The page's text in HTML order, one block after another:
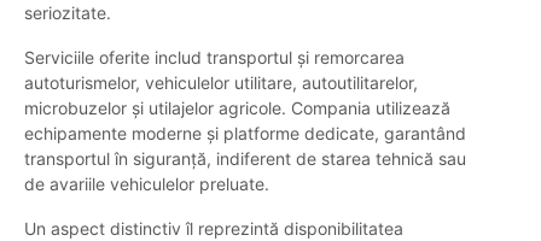
seriozitate.
Serviciile oferite includ transportul și remorcarea
autoturismelor, vehiculelor utilitare, autoutilitarelor,
microbuzelor și utilajelor agricole. Compania utilizează
echipamente moderne și platforme dedicate, garantând
transportul în siguranță, indiferent de starea tehnică sau
de avariile vehiculelor preluate.
Un aspect distinctiv îl reprezintă disponibilitatea